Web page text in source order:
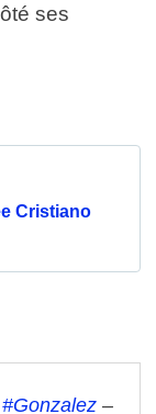
ses
Cristiano
#Gonzalez –